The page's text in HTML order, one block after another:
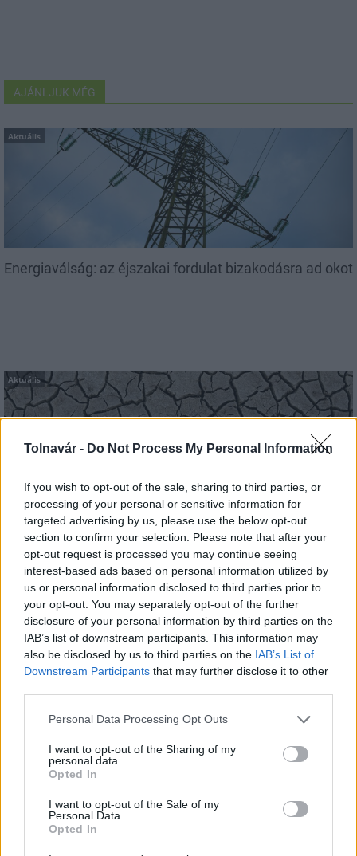
Tolnavár - Do Not Process My Personal Information
If you wish to opt-out of the sale, sharing to third parties, or
processing of your personal or sensitive information for
targeted advertising by us, please use the below opt-out
section to confirm your selection. Please note that after your
opt-out request is processed you may continue seeing
interest-based ads based on personal information utilized by
us or personal information disclosed to third parties prior to
your opt-out. You may separately opt-out of the further
disclosure of your personal information by third parties on the
IAB’s list of downstream participants. This information may
also be disclosed by us to third parties on the IAB’s List of
Downstream Participants that may further disclose it to other
Please note that this website/app uses one or more Google
not limited to your visit or usage behaviour. You may click to
grant or deny consent to Google and its third-party tags to
use your data for below specified purposes in below Google
consent section.
Personal Data Processing Opt Outs
I want to opt-out of the Sharing of my
personal data.
Opted In
I want to opt-out of the Sale of my
Personal Data.
Opted In
AJÁNLJUK MÉG
Aktuális
Energiaválság: az éjszakai fordulat bizakodásra ad okot
Aktuális
Paks: hétfőn és talán még kedden üzemben tartható
az utolsó turbina
Aktuális
Az atomerőmű egyetlen hatása a környezetre, hogy a
Duna vizét némileg felmelegíti